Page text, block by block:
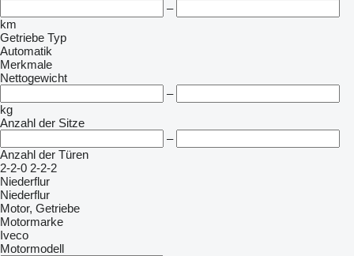
–
km
Getriebe Typ
Automatik
Merkmale
Nettogewicht
–
kg
Anzahl der Sitze
–
Anzahl der Türen
2-2-0 2-2-2
Niederflur
Niederflur
Motor, Getriebe
Motormarke
Iveco
Motormodell